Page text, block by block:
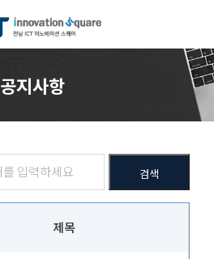
공지사항
검색
제목